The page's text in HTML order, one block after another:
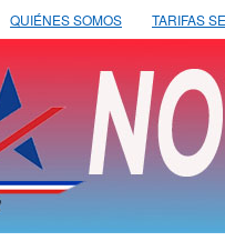
QUIÉNES SOMOS TARIFAS